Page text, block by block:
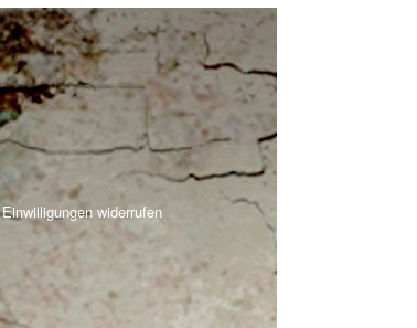
Einwilligungen widerrufen